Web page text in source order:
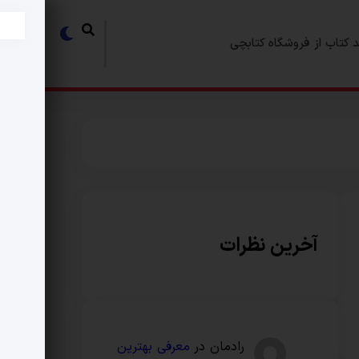
کتاب از فروشگاه کتابچی
آخرین نظرات
رادمان در معرفی بهترین